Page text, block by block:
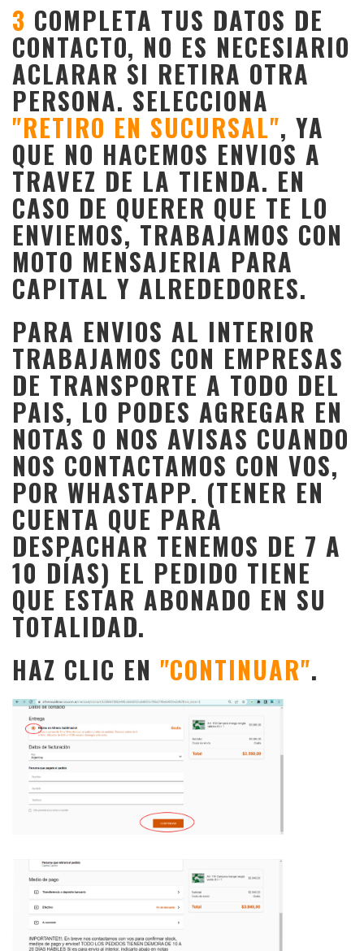
3 COMPLETA TUS DATOS DE
CONTACTO, NO ES NECESIARIO
ACLARAR SI RETIRA OTRA
PERSONA. SELECCIONA
"RETIRO EN SUCURSAL", YA
QUE NO HACEMOS ENVIOS A
TRAVEZ DE LA TIENDA. EN
CASO DE QUERER QUE TE LO
ENVIEMOS, TRABAJAMOS CON
MOTO MENSAJERIA PARA
CAPITAL Y ALREDEDORES.
PARA ENVIOS AL INTERIOR
TRABAJAMOS CON EMPRESAS
DE TRANSPORTE A TODO DEL
PAIS, LO PODES AGREGAR EN
NOTAS O NOS AVISAS CUANDO
NOS CONTACTAMOS CON VOS,
POR WHASTAPP. (TENER EN
CUENTA QUE PARA
DESPACHAR TENEMOS DE 7 A
10 DÍAS) EL PEDIDO TIENE
QUE ESTAR ABONADO EN SU
TOTALIDAD.
HAZ CLIC EN "CONTINUAR".